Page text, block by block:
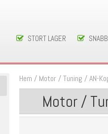
STORT LAGER
Hem / Motor / Tuning /AN-
Motor /